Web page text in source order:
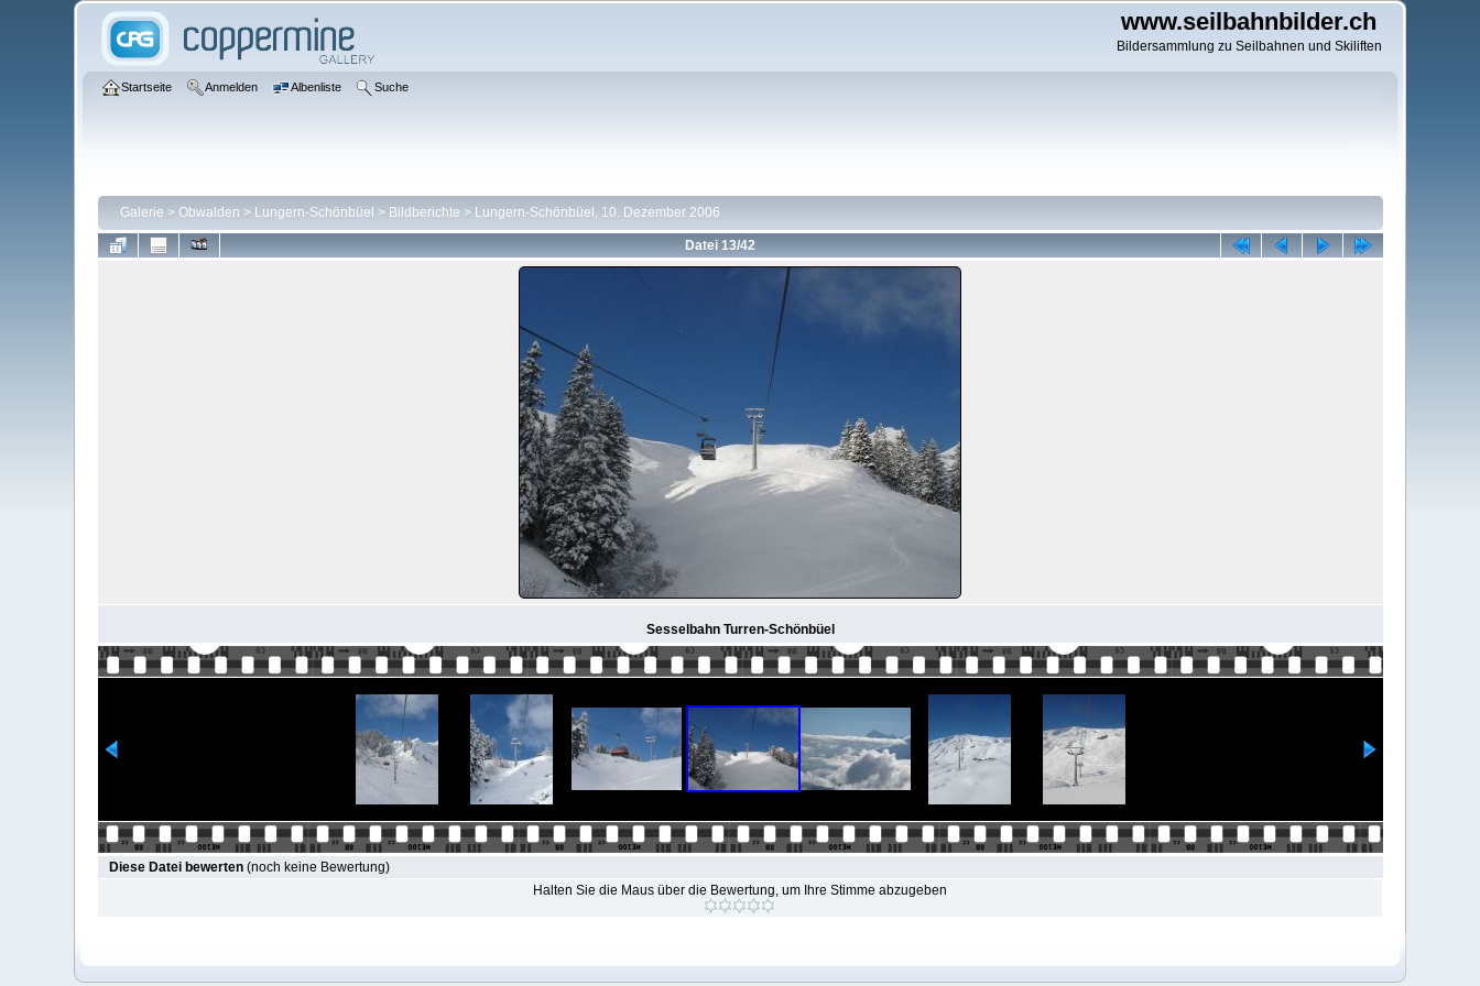
www.seilbahnbilder.ch
Bildersammlung zu Seilbahnen und Skiliften
Startseite Anmelden Albenliste Suche
Galerie > Obwalden > Lungern-Schönbüel > Bildberichte > Lungern-Schönbüel, 10. Dezember 2006
Datei 13/42
Sesselbahn Turren-Schönbüel
Diese Datei bewerten(noch keine Bewertung)
Halten Sie die Maus über die Bewertung, um Ihre Stimme abzugeben